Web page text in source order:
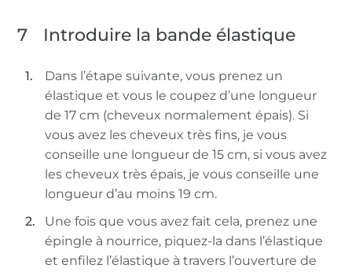
7 Introduire la bande élastique
Dans l’étape suivante, vous prenez un
élastique et vous le coupez d’une longueur
de 17 cm (cheveux normalement épais). Si
vous avez les cheveux très fins, je vous
conseille une longueur de 15 cm, si vous avez
les cheveux très épais, je vous conseille une
longueur d’au moins 19 cm.
Une fois que vous avez fait cela, prenez une
épingle à nourrice, piquez-la dans l’élastique
et enfilez l’élastique à travers l’ouverture de